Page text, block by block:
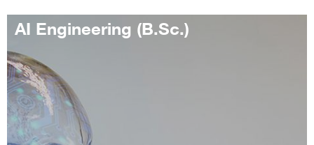
AI Engineering (B.Sc.)